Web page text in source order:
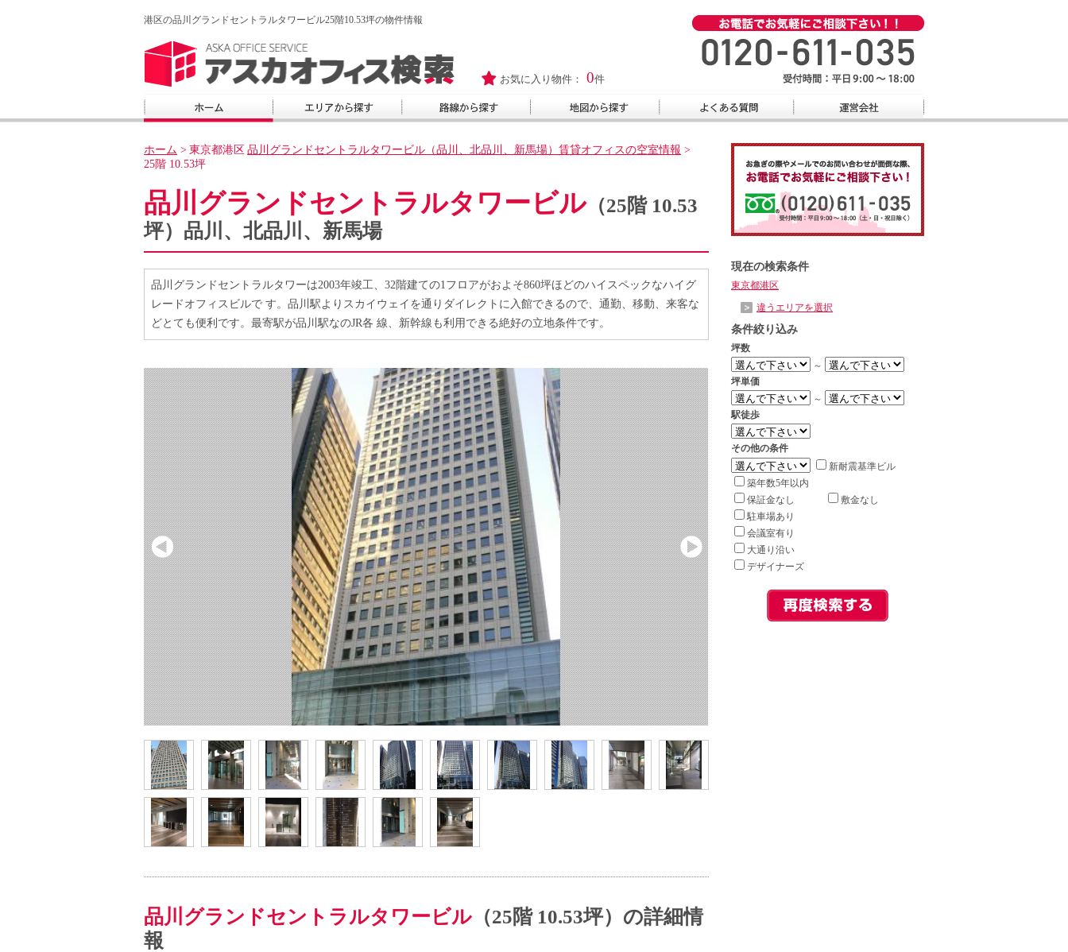
港区の品川グランドセントラルタワービル25階10.53坪の物件情報
お気に入り物件： 0件
ホーム > 東京都港区 品川グランドセントラルタワービル（品川、北品川、新馬場）賃貸オフィスの空室情報 >
25階 10.53坪
品川グランドセントラルタワービル（25階 10.53
坪）品川、北品川、新馬場
品川グランドセントラルタワーは2003年竣工、32階建ての1フロアがおよそ860坪ほどのハイスペックなハイグ
レードオフィスビルで す。品川駅よりスカイウェイを通りダイレクトに入館できるので、通勤、移動、来客な
どとても便利です。最寄駅が品川駅なのJR各 線、新幹線も利用できる絶好の立地条件です。
品川グランドセントラルタワービル （25階 10.53坪）の詳細情
報
現在の検索条件
東京都港区
違うエリアを選択
条件絞り込み
坪数
～
坪単価
～
駅徒歩
その他の条件
新耐震基準ビル
築年数5年以内
保証金なし
敷金なし
駐車場あり
会議室有り
大通り沿い
デザイナーズ